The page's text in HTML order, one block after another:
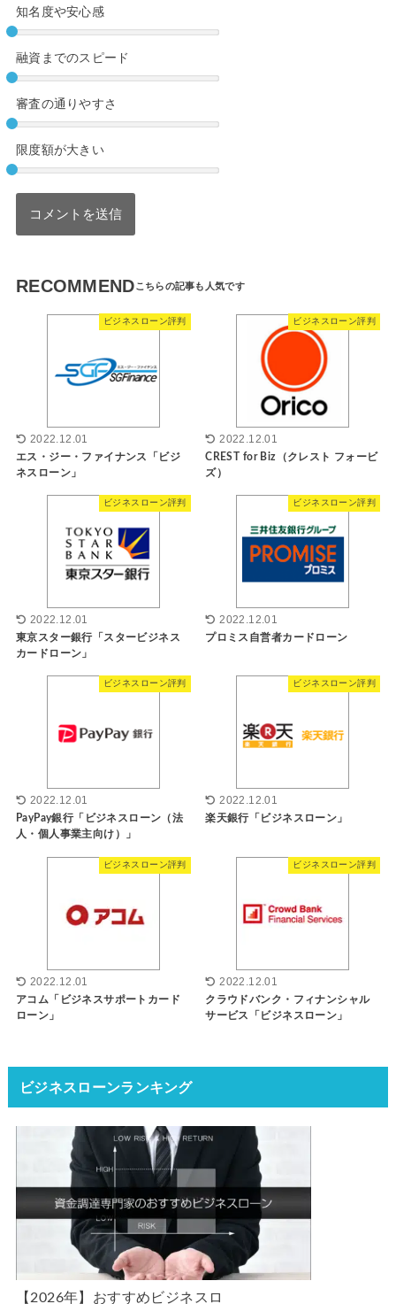
知名度や安心感
融資までのスピード
審査の通りやすさ
限度額が大きい
RECOMMEND
ビジネスローン評判
2022.12.01
エス・ジー・ファイナンス「ビジ
ネスローン」
ビジネスローン評判
2022.12.01
CREST for Biz（クレスト フォービ
ズ）
ビジネスローン評判
2022.12.01
東京スター銀行「スタービジネス
カードローン」
ビジネスローン評判
2022.12.01
プロミス自営者カードローン
ビジネスローン評判
2022.12.01
PayPay銀行「ビジネスローン（法
人・個人事業主向け）」
ビジネスローン評判
2022.12.01
楽天銀行「ビジネスローン」
ビジネスローン評判
2022.12.01
アコム「ビジネスサポートカード
ローン」
ビジネスローン評判
2022.12.01
クラウドバンク・フィナンシャル
サービス「ビジネスローン」
ビジネスローンランキング
【2026年】おすすめビジネスロ